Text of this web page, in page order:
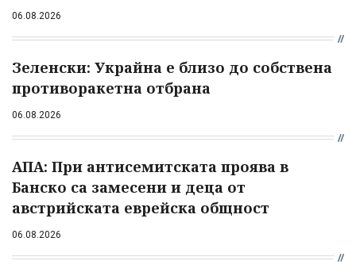
06.08.2026
Зеленски: Украйна е близо до собствена
противоракетна отбрана
06.08.2026
АПА: При антисемитската проява в
Банско са замесени и деца от
австрийската еврейска общност
06.08.2026